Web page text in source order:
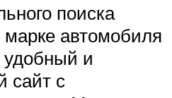
поиска
марке автомобиля
и
сайт с